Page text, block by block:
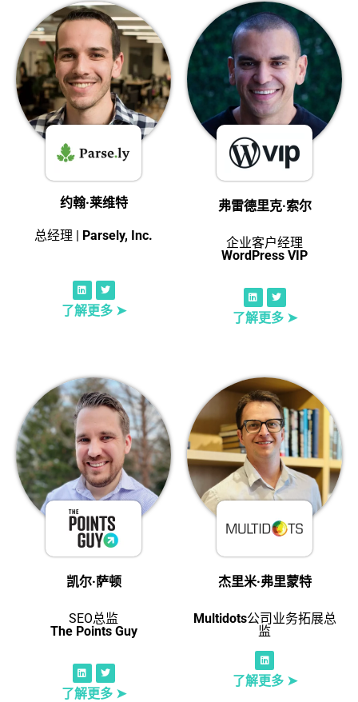
约翰·莱维特
总经理 | Parsely, Inc.
了解更多 ➤
弗雷德里克·索尔
企业客户经理
WordPress VIP
了解更多 ➤
凯尔·萨顿
SEO总监
The Points Guy
了解更多 ➤
杰里米·弗里蒙特
Multidots公司业务拓展总
监
了解更多 ➤